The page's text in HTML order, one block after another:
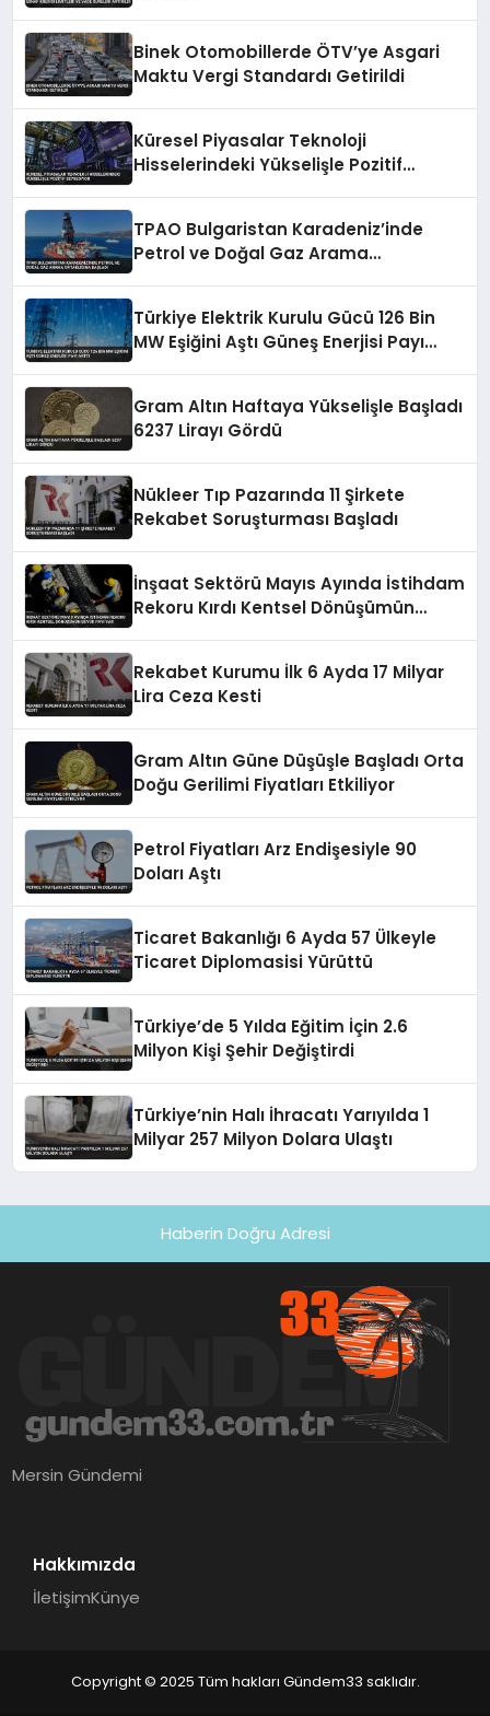
Binek Otomobillerde ÖTV’ye Asgari
Maktu Vergi Standardı Getirildi
Küresel Piyasalar Teknoloji
Hisselerindeki Yükselişle Pozitif
TPAO Bulgaristan Karadeniz’inde
Petrol ve Doğal Gaz Arama
Türkiye Elektrik Kurulu Gücü 126 Bin
MW Eşiğini Aştı Güneş Enerjisi Payı
Gram Altın Haftaya Yükselişle Başladı
6237 Lirayı Gördü
Nükleer Tıp Pazarında 11 Şirkete
Rekabet Soruşturması Başladı
İnşaat Sektörü Mayıs Ayında İstihdam
Rekoru Kırdı Kentsel Dönüşümün
Rekabet Kurumu İlk 6 Ayda 17 Milyar
Lira Ceza Kesti
Gram Altın Güne Düşüşle Başladı Orta
Doğu Gerilimi Fiyatları Etkiliyor
Petrol Fiyatları Arz Endişesiyle 90
Doları Aştı
Ticaret Bakanlığı 6 Ayda 57 Ülkeyle
Ticaret Diplomasisi Yürüttü
Türkiye’de 5 Yılda Eğitim İçin 2.6
Milyon Kişi Şehir Değiştirdi
Türkiye’nin Halı İhracatı Yarıyılda 1
Milyar 257 Milyon Dolara Ulaştı
Haberin Doğru Adresi
Mersin Gündemi
Hakkımızda
İletişimKünye
Copyright © 2025 Tüm hakları Gündem33 saklıdır.